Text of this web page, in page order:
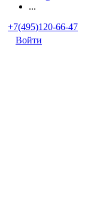
...
+7(495)120-66-47
Войти